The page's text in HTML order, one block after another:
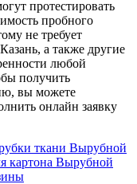
протестировать
пробного
не требует
а также другие
любой
получить
вы можете
онлайн заявку
ткани Вырубной
картона Вырубной